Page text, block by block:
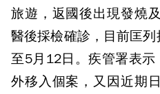
旅遊，返國後出現發燒
醫後採檢確診，目前匡
至5月12日。疾管署表
外移入個案，又因近期